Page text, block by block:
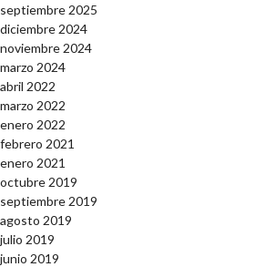
septiembre 2025
diciembre 2024
noviembre 2024
marzo 2024
abril 2022
marzo 2022
enero 2022
febrero 2021
enero 2021
octubre 2019
septiembre 2019
agosto 2019
julio 2019
junio 2019